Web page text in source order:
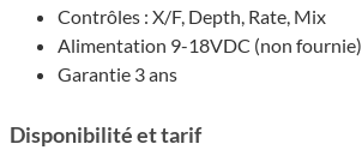
Contrôles : X/F, Depth, Rate, Mix
Alimentation 9-18VDC (non fournie)
Garantie 3 ans
Disponibilité et tarif